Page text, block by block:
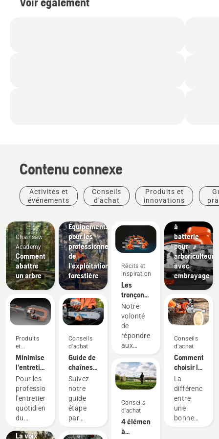
Contenu connexe
Activités et
événements
Conseils
d'achat
Produits et
innovations
Chainsaw
Academy
Comment
abattre
un arbre
Produits
et
innovations
Minimisez
l'entretien
grâce
aux
outils à
batterie
Pour les
professionnels,
l'entretien
quotidien
du
Récits et
inspiration
La voix
Équipements
pour les
professionnels
de
l'exploitation
forestière
Conseils
d'achat
Guide de
chaînes
et guide-
chaînes
Suivez
notre
guide
étape
par
Récits et
inspiration
Les
tronçonneuses
Husqvarna,
inspirées
par nos
utilisateurs
depuis
Notre
volonté
de
répondre
aux
réelles
des
travailleurs
nous a
poussés
à créer
certaines
Conseils
d'achat
4 éléments
à
T542i XP®
– La
première
à
batterie
pour
arboriculteur
avec
embrayage
Conseils
d'achat
Comment
choisir la
tronçonneuse
la plus
adaptée
à vos
besoins
La
différence
entre
une
bonne